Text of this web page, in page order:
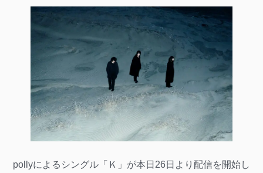
pollyによるシングル「Ｋ」が本日26日より配信を開始し